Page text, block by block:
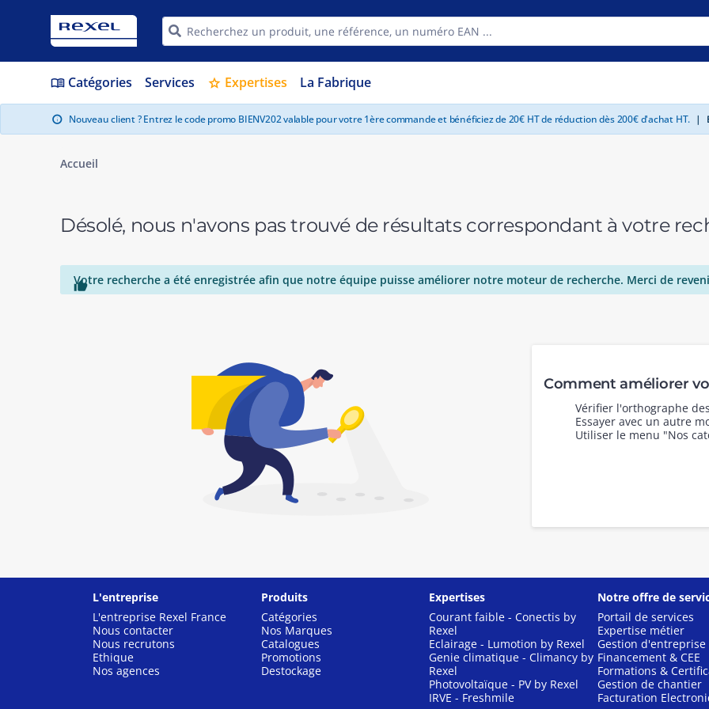
menu_book Catégories Services star Expertises La Fabrique
info Nouveau client ? Entrez le code promo BIENV202 valable pour votre 1ère commande et bénéficiez de 20€ HT de réduction dès 200€ d'achat HT. |
Accueil
Désolé, nous n'avons pas trouvé de résultats correspondant à votre

Votre recherche a été enregistrée afin que notre équipe puisse améliorer notre moteur de recherche. Merci de
Comment améliorer
Vérifier l'orthographe
Essayer avec un autre
Utiliser le menu "Nos
L'entreprise
L'entreprise Rexel France
Nous contacter
Nous recrutons
Ethique
Nos agences
Produits
Catégories
Nos Marques
Catalogues
Promotions
Destockage
Expertises
Courant faible - Conectis by
Rexel
Eclairage - Lumotion by Rexel
Genie climatique - Climancy by
Rexel
Photovoltaïque - PV by Rexel
IRVE - Freshmile
Notre offre de
Portail de services
Expertise métier
Gestion d'entreprise
Financement & CEE
Formations &
Gestion de chantier
Facturation